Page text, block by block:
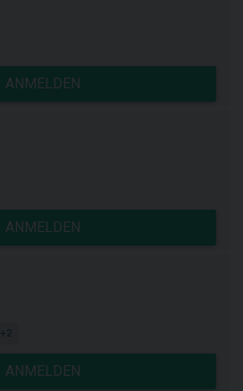
ANMELDEN
ANMELDEN
+2
ANMELDEN